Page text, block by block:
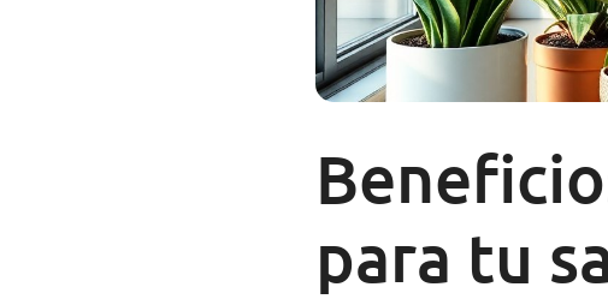
para tu